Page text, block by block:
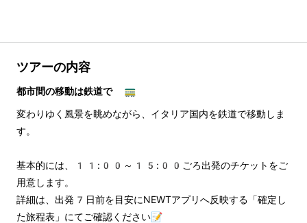
ツアーの内容
都市間の移動は鉄道で 🚃
変わりゆく風景を眺めながら、イタリア国内を鉄道で移動しま
す。
基本的には、11:00～15:00ごろ出発のチケットをご
用意します。
詳細は、出発7日前を目安にNEWTアプリへ反映する「確定し
た旅程表」にてご確認ください📝